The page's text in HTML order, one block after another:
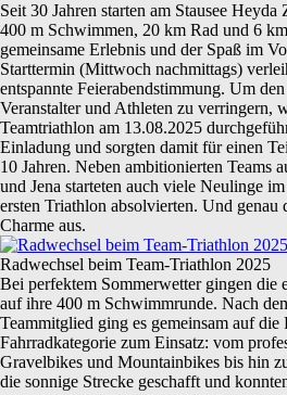
Seit 30 Jahren starten am Stausee
400 m Schwimmen, 20 km Rad und 6
gemeinsame Erlebnis und der Spaß im
Starttermin (Mittwoch nachmittags)
entspannte Feierabendstimmung. Um
Veranstalter und Athleten zu verringern,
Teamtriathlon am 13.08.2025
Einladung und sorgten damit für einen
10 Jahren. Neben ambitionierten Teams
und Jena starteten auch viele Neulinge
ersten Triathlon absolvierten. Und genau
Charme aus.
Radwechsel beim Team-Triathlon 2025
Bei perfektem Sommerwetter gingen die
auf ihre 400 m Schwimmrunde. Nach
Teammitglied ging es gemeinsam auf
Fahrradkategorie zum Einsatz: vom
Gravelbikes und Mountainbikes bis hin
die sonnige Strecke geschafft und